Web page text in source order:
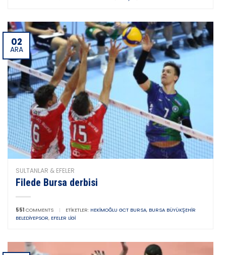
02
ARA
SULTANLAR & EFELER
Filede Bursa derbisi
551 COMMENTS | ETIKETLER: HEKIMOĞLU GCT BURSA, BURSA BÜYÜKŞEHIR
BELEDIYEPSOR, EFELER LIGI